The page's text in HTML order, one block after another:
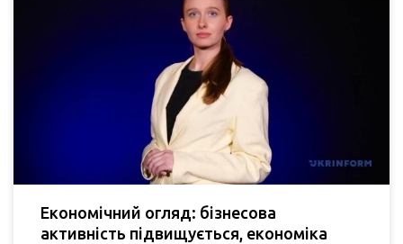
Економічний огляд: бізнесова
активність підвищується, економіка